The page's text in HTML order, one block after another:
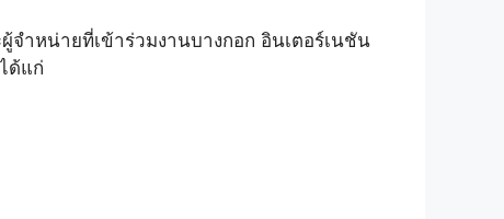
จำหน่ายที่เข้าร่วมงานบางกอก อินเตอร์เนชัน
ด้แก่